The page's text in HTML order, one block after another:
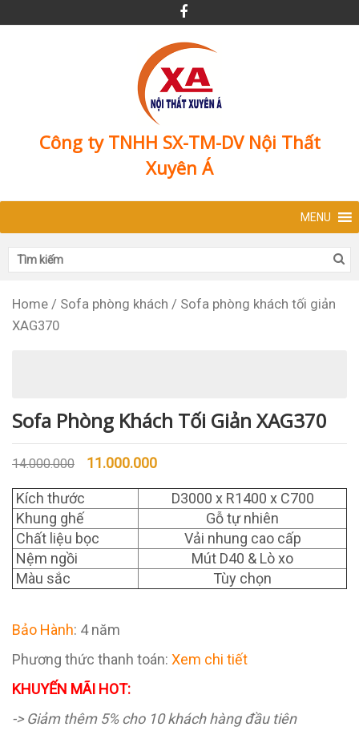
Công ty TNHH SX-TM-DV Nội Thất
Xuyên Á
MENU
Home / Sofa phòng khách / Sofa phòng khách tối giản
XAG370
Sofa Phòng Khách Tối Giản XAG370
14.000.000 11.000.000
Kích thước
D3000 x R1400 x C700
Khung ghế
Gỗ tự nhiên
Chất liệu bọc
Vải nhung cao cấp
Nệm ngồi
Mút D40 & Lò xo
Màu sắc
Tùy chọn
Bảo Hành: 4 năm
Phương thức thanh toán: Xem chi tiết
KHUYẾN MÃI HOT:
-> Giảm thêm 5% cho 10 khách hàng đầu tiên